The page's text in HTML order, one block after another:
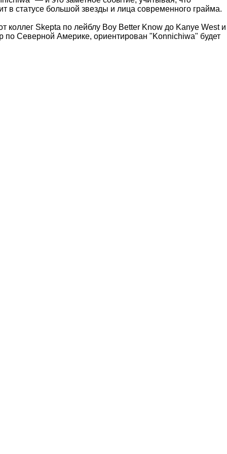
статусе большой звезды и лица современного грайма.
коллег Skepta по лейблу Boy Better Know до Kanye West и
по Северной Америке, ориентирован "Konnichiwa" будет